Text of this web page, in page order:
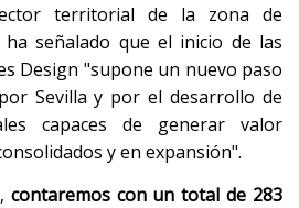
territorial de la zona de
ha señalado que el inicio de las
Design "supone un nuevo paso
Sevilla y por el desarrollo de
capaces de generar valor
y en expansión".
contaremos con un total de 283